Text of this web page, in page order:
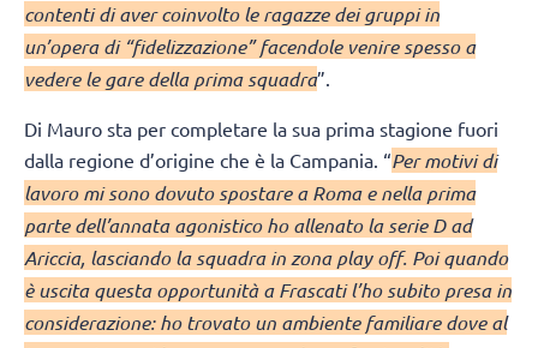
contenti di aver coinvolto le ragazze dei gruppi in
un’opera di “fidelizzazione” facendole venire spesso a
vedere le gare della prima squadra”.
Di Mauro sta per completare la sua prima stagione fuori
dalla regione d’origine che è la Campania. “Per motivi di
lavoro mi sono dovuto spostare a Roma e nella prima
parte dell’annata agonistico ho allenato la serie D ad
Ariccia, lasciando la squadra in zona play off. Poi quando
è uscita questa opportunità a Frascati l’ho subito presa in
considerazione: ho trovato un ambiente familiare dove al